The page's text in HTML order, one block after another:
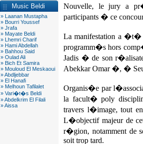
Music Beldi
» Laanan Mustapha
» Bourri Youssef
» Jrafa
» Mayate Beldi
» Lhemri Charif
» Hami Abdellah
» Bahhou Said
» Oulad Ali
» Bich Et Samira
» Mouloud El Meskaoui
» Abdljebbar
» El Hanafi
» Melhoun Tafilalet
» Vari�t�s Beldi
» Abdelkrim El Filali
» Aissa
Nouvelle, le jury a
participants � ce
La manifestation a �t�
programm�s hors
Jadis � de son
Abekkar Omar �, �
Organis�e par
la facult� poly
travers l�image, tout
L�objectif majeur de
r�gion, notamment de
soit trop tard.